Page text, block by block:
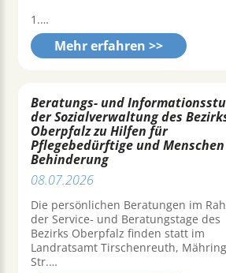
1.…
Mehr erfahren >>
Beratungs- und
der Sozialverwaltung des
Oberpfalz zu Hilfen für
Pflegebedürftige und
Behinderung
08.07.2026
Die persönlichen Beratungen im
der Service- und Beratungstage des
Bezirks Oberpfalz finden statt im
Landratsamt Tirschenreuth,
Str.…